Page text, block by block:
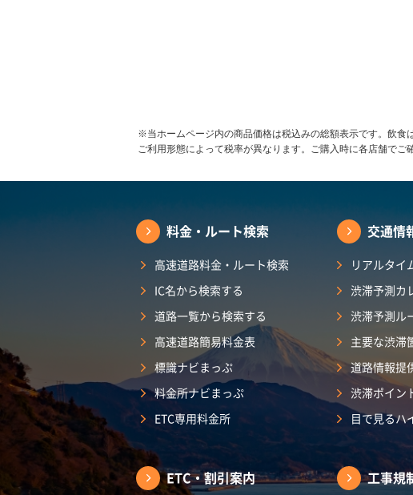
※当ホームページ内の商品価格は税込みの総額表示です。飲
ご利用形態によって税率が異なります。ご購入時に各店舗でご
料金・ルート検索
高速道路料金・ルート検索
IC名から検索する
道路一覧から検索する
高速道路簡易料金表
標識ナビまっぷ
料金所ナビまっぷ
ETC専用料金所
ETC・割引案内
交通情
リアルタイ
渋滞予測カ
渋滞予測ル
主要な渋滞
道路情報提
渋滞ポイン
目で見るハ
工事規